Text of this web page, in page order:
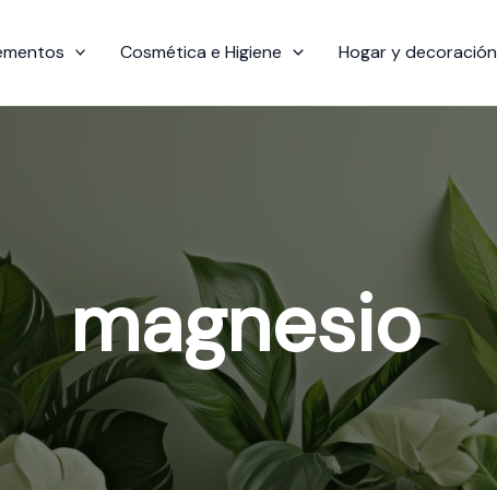
Cosmética e Higiene Hogar y decoración
magnesio